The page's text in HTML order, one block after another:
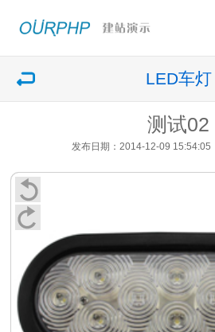
LED车灯
测试02
发布日期 ：2014-12-09 15:54:05